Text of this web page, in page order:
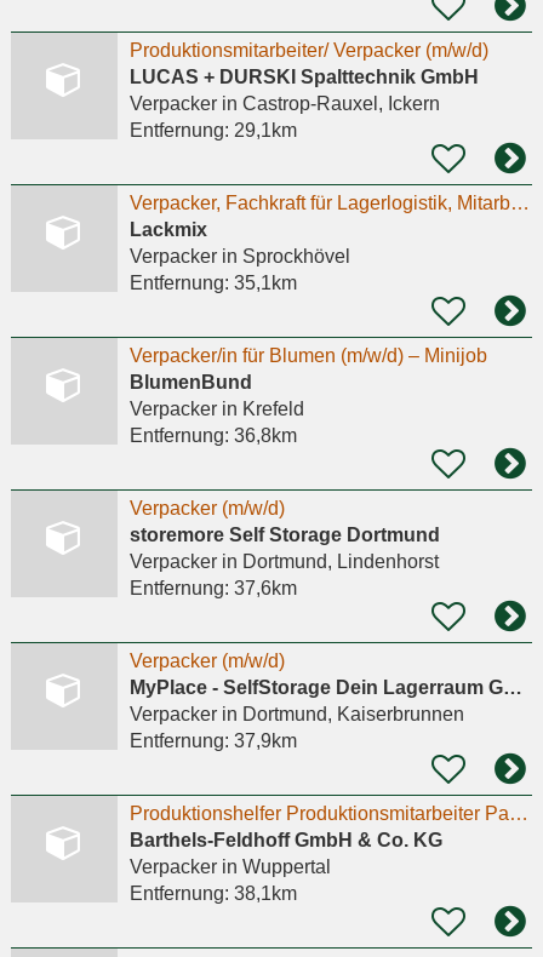
Produktionsmitarbeiter/ Verpacker (m/w/d)
LUCAS + DURSKI Spalttechnik GmbH
Verpackerin Castrop-Rauxel, Ickern
Entfernung: 29,1km
Verpacker, Fachkraft für Lagerlogistik, Mitarbeiter in Produktion. Minijob, Teilzeit, Vollzeit.
Lackmix
Verpackerin Sprockhövel
Entfernung: 35,1km
Verpacker/in für Blumen (m/w/d) – Minijob
BlumenBund
Verpackerin Krefeld
Entfernung: 36,8km
Verpacker (m/w/d)
storemore Self Storage Dortmund
Verpackerin Dortmund, Lindenhorst
Entfernung: 37,6km
Verpacker (m/w/d)
MyPlace - SelfStorage Dein Lagerraum GmbH
Verpackerin Dortmund, Kaiserbrunnen
Entfernung: 37,9km
Produktionshelfer Produktionsmitarbeiter Packer (m/w/d)
Barthels-Feldhoff GmbH & Co. KG
Verpackerin Wuppertal
Entfernung: 38,1km